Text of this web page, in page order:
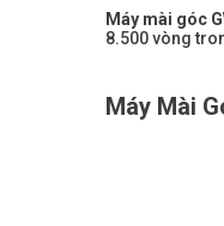
Máy mài góc
8.500 vòng
Máy Mài